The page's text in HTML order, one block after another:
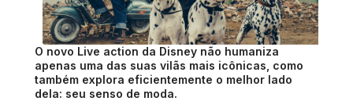
O novo Live action da Disney não humaniza
apenas uma das suas vilãs mais icônicas, como
também explora eficientemente o melhor lado
dela: seu senso de moda.